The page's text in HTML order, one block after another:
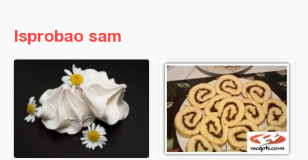
Isprobao sam